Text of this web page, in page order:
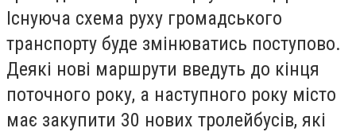
Існуюча схема руху громадського
транспорту буде змінюватись поступово.
Деякі нові маршрути введуть до кінця
поточного року, а наступного року місто
має закупити 30 нових тролейбусів, які